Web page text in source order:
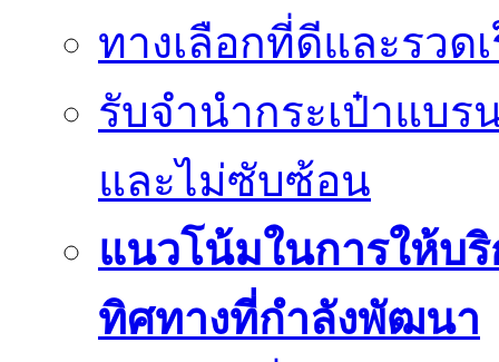
ทางเลือกที่ดีและรวด
รับจำนำกระเป๋าแบ
และไม่ซับซ้อน
แนวโน้มในการให้บ
ทิศทางที่กำลังพัฒนา